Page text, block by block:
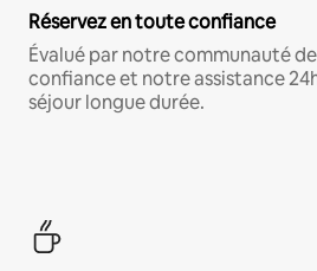
Réservez en toute confiance
Évalué par notre communauté
confiance et notre assistance
séjour longue durée.